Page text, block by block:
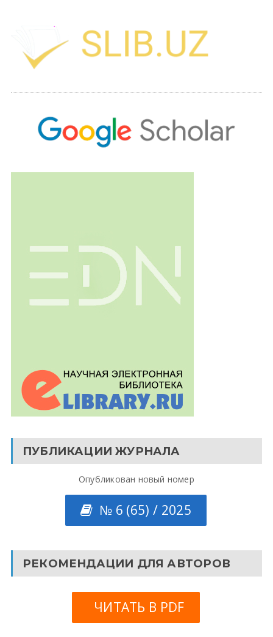
ПУБЛИКАЦИИ ЖУРНАЛА
Опубликован новый номер
№ 6 (65) / 2025
РЕКОМЕНДАЦИИ ДЛЯ АВТОРОВ
ЧИТАТЬ В PDF